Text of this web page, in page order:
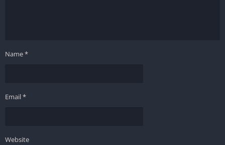
Name*
Email*
Website